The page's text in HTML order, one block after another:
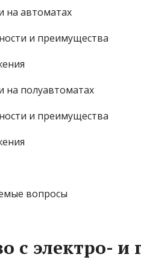
на автоматах
и преимущества
на полуавтоматах
и преимущества
вопросы
с электро-